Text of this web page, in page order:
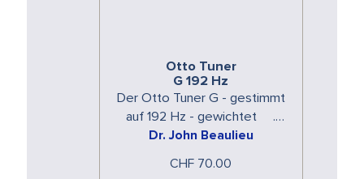
Otto Tuner
G 192 Hz
Der Otto Tuner G - gestimmt
auf 192 Hz - gewichtet .
Wird direkt auf dem Körper
Dr. John Beaulieu
CHF 70.00